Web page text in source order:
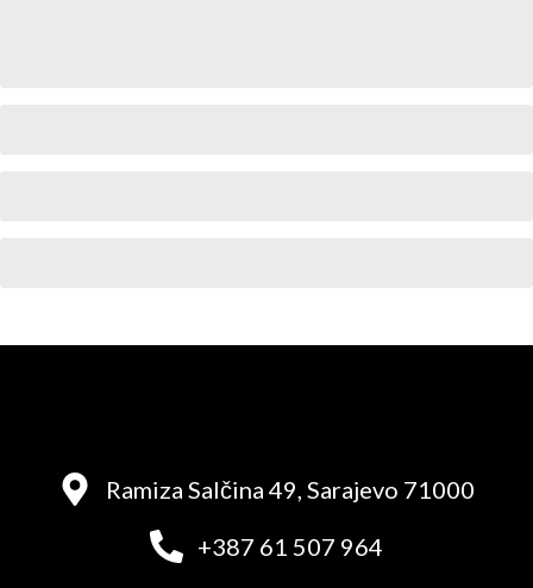
Ramiza Salčina 49, Sarajevo 71000
+387 61 507 964